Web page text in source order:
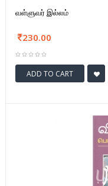
வள்ளுவர் இல்லம்
230.00
ADD TO CART